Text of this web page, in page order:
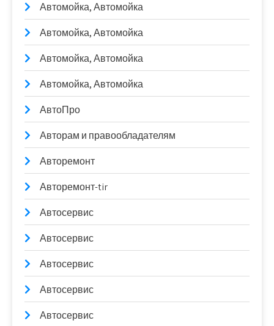
Автомойка, Автомойка
Автомойка, Автомойка
Автомойка, Автомойка
Автомойка, Автомойка
АвтоПро
Авторам и правообладателям
Авторемонт
Авторемонт-tir
Автосервис
Автосервис
Автосервис
Автосервис
Автосервис